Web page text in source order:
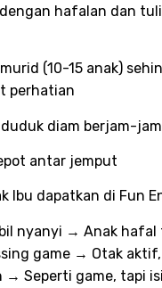
dengan hafalan dan
(10-15 anak)
perhatian
duduk diam berjam-jam
antar jemput
Ibu dapatkan di Fun
nyanyi → Anak hafal
game → Otak
→ Seperti game, tapi